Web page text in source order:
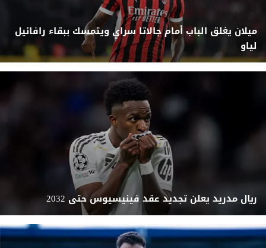
ميلان يغلق الباب أمام جالاتا سراي ويتمسك ببقاء رافائيل
لياو
ريال مدريد يعلن تجديد عقد فينيسيوس حتى 2032